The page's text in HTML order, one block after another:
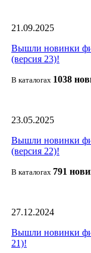
21.09.2025
Вышли новинки
(версия 23)!
В каталогах 1038
23.05.2025
Вышли новинки
(версия 22)!
В каталогах 791
27.12.2024
Вышли новинки
21)!